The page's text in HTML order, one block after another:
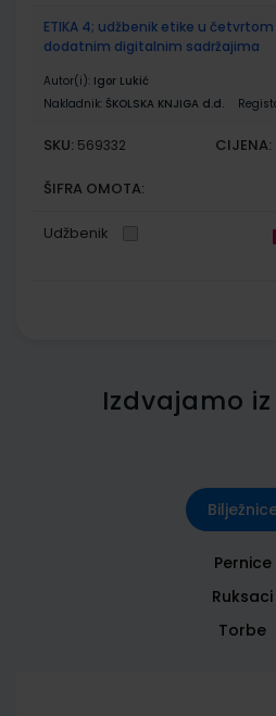
ETIKA 4; udžbenik etike u
dodatnim digitalnim sadržajima
Autor(i): Igor Lukić
Nakladnik: ŠKOLSKA KNJIGA d.d.
SKU: 569332 CIJENA:
ŠIFRA OMOTA:
Udžbenik
Izdvajamo
Pernice
Ruksaci
Torbe